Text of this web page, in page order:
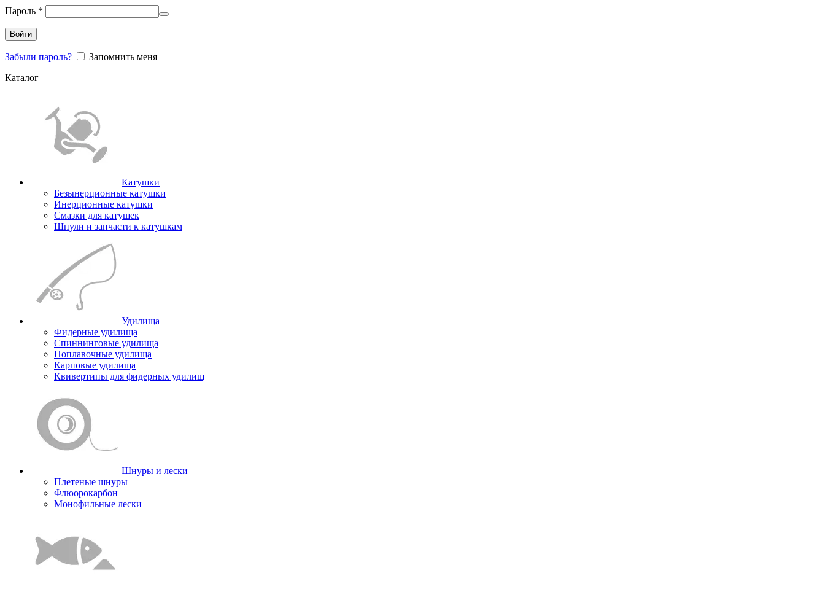
Пароль *
Войти
Забыли пароль?
Запомнить меня
Каталог
Катушки
Безынерционные катушки
Инерционные катушки
Смазки для катушек
Шпули и запчасти к катушкам
Удилища
Фидерные удилища
Спиннинговые удилища
Поплавочные удилища
Карповые удилища
Квивертипы для фидерных удилищ
Шнуры и лески
Плетеные шнуры
Флюорокарбон
Монофильные лески